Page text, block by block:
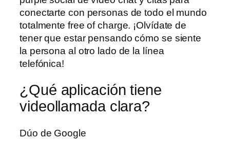
conectarte con personas de todo el mundo
totalmente free of charge. ¡Olvídate de
tener que estar pensando cómo se siente
la persona al otro lado de la línea
telefónica!
¿Qué aplicación tiene
videollamada clara?
Dúo de Google